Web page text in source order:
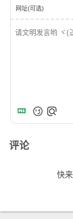
网址(可选)
评论
快